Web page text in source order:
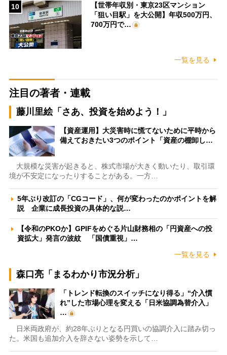
10
【世帯年収別・東京23区マンション
「狙い目駅」を大公開】年収500万円、
700万円で…
一覧を見る
注目の著者・連載
藤川里絵「さあ、投資を始めよう！」
【資産運用】大災害時に慌てないために平時から
備えておきたい3つのポイント「資産の棚卸し…
大規模な災害が起きると、株式市場が大きく動いたり、取引環
境が不安定になったりすることがある。一方…
5年ぶり改訂の「CGコード」、何が変わったのかポイントを解
説 企業に成長投資の具体的な説…
【令和のPKOか】GPIFをめぐる片山財務相の「円資産への投
資拡大」発言の波紋 「国債重視」…
一覧を見る
森口亮「まるわかり市況分析」
「トレンド転換のスイッチになり得る」“介入慣
れ”した市場心理を変える「日米協調為替介入」
…
日米両政府が、約28年ぶりとなる円買いの協調介入に踏み切っ
た。米国も追加介入を辞さない姿勢を示して…